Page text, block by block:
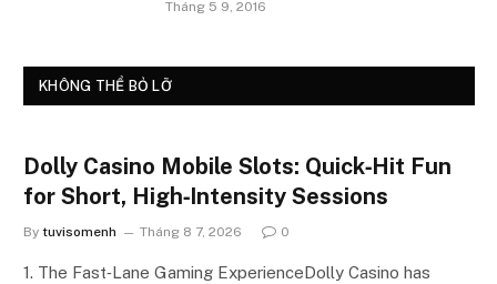
Tháng 5 9, 2016
KHÔNG THỂ BỎ LỠ
Dolly Casino Mobile Slots: Quick‑Hit Fun
for Short, High‑Intensity Sessions
By tuvisomenh Tháng 8 7, 2026 0
1. The Fast‑Lane Gaming ExperienceDolly Casino has